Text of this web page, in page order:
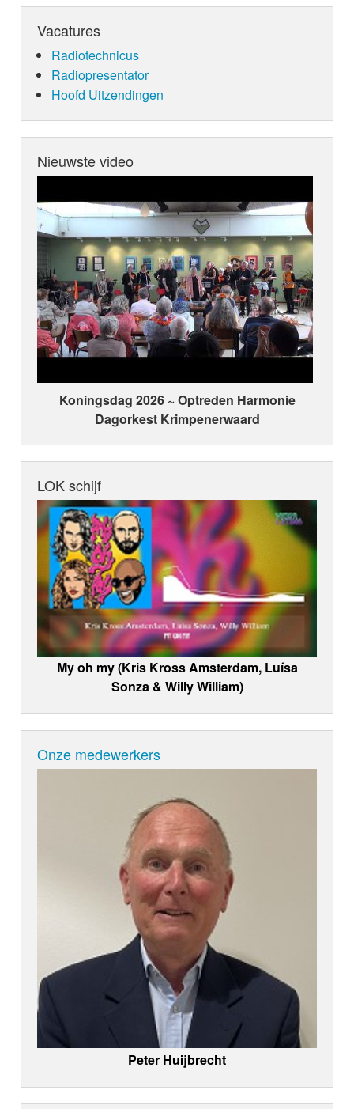
Vacatures
Radiotechnicus
Radiopresentator
Hoofd Uitzendingen
Nieuwste video
Koningsdag 2026 ~ Optreden Harmonie
Dagorkest Krimpenerwaard
LOK schijf
My oh my (Kris Kross Amsterdam, Luísa
Sonza & Willy William)
Onze medewerkers
Peter Huijbrecht